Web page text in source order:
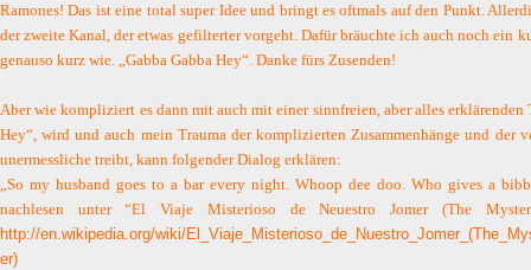
Ramones! Das ist eine total super Idee und bringt es oftmals auf den Punkt.
der zweite Kanal, der etwas gefilterter vorgeht. Dafür bräuchte ich auch noch ein
genauso kurz wie. „Gabba Gabba Hey“. Danke fürs Zusenden!
Aber wie kompliziert es dann mit auch mit einer sinnfreien, aber alles erklärenden
Hey“, wird und auch mein Trauma der komplizierten Zusammenhänge und der
unermessliche treibt, kann folgender Dialog erklären:
„So my husband goes to a bar every night. Whoop dee doo. Who gives a
nachlesen unter “El Viaje Misterioso de Neuestro Jomer (The
http://en.wikipedia.org/wiki/
er)